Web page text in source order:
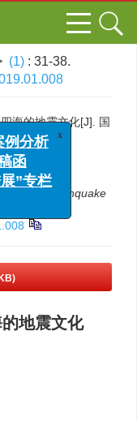
(1) : 31-38.
海的地震文化[J]. 国
（1）：
in Earthquake
地震文化
x
例分析
函
”专栏